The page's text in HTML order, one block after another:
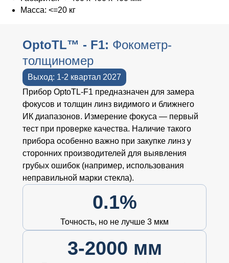
Масса: <=20 кг
OptoTL™ - F1: Фокометр-
толщиномер
Выход: 1-2 квартал 2027
Прибор OptoTL-F1 предназначен для замера
фокусов и толщин линз видимого и ближнего
ИК диапазонов. Измерение фокуса — первый
тест при проверке качества. Наличие такого
прибора особенно важно при закупке линз у
сторонних производителей для выявления
грубых ошибок (например, использования
неправильной марки стекла).
0.1%
Точность, но не лучше 3 мкм
3-2000 мм